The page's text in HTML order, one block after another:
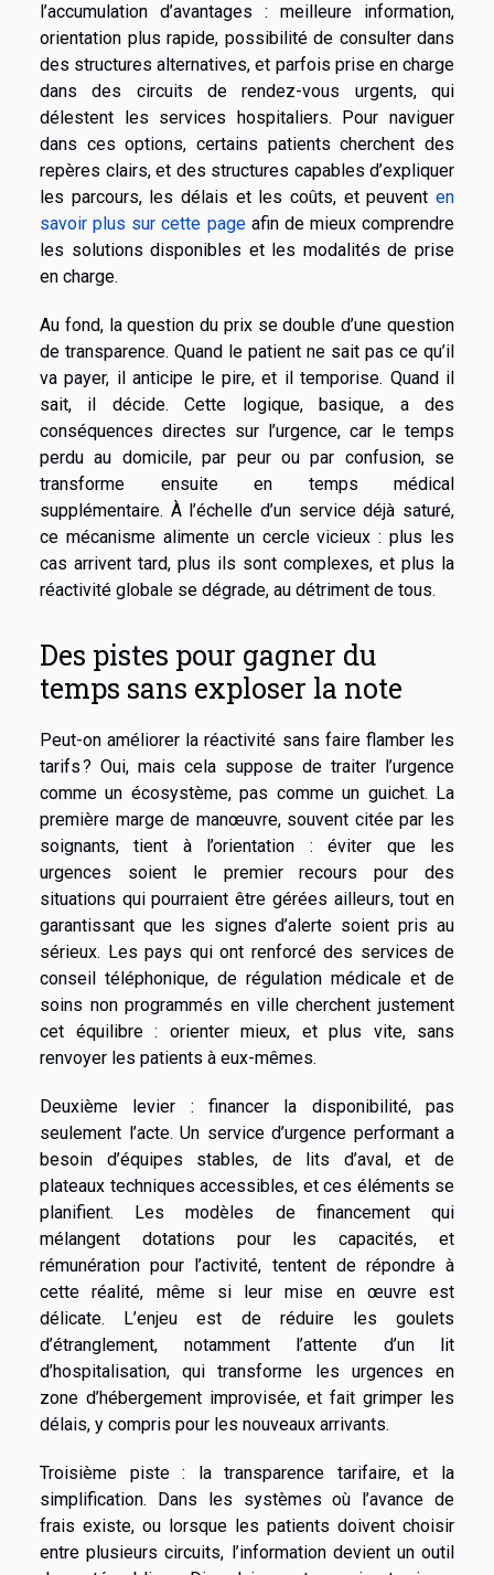
l’accumulation d’avantages : meilleure information,
orientation plus rapide, possibilité de consulter dans
des structures alternatives, et parfois prise en charge
dans des circuits de rendez-vous urgents, qui
délestent les services hospitaliers. Pour naviguer
dans ces options, certains patients cherchent des
repères clairs, et des structures capables d’expliquer
les parcours, les délais et les coûts, et peuvent en
savoir plus sur cette pageafin de mieux comprendre
les solutions disponibles et les modalités de prise
en charge.
Au fond, la question du prix se double d’une question
de transparence. Quand le patient ne sait pas ce qu’il
va payer, il anticipe le pire, et il temporise. Quand il
sait, il décide. Cette logique, basique, a des
conséquences directes sur l’urgence, car le temps
perdu au domicile, par peur ou par confusion, se
transforme ensuite en temps médical
supplémentaire. À l’échelle d’un service déjà saturé,
ce mécanisme alimente un cercle vicieux : plus les
cas arrivent tard, plus ils sont complexes, et plus la
réactivité globale se dégrade, au détriment de tous.
Des pistes pour gagner du
temps sans exploser la note
Peut-on améliorer la réactivité sans faire flamber les
tarifs ? Oui, mais cela suppose de traiter l’urgence
comme un écosystème, pas comme un guichet. La
première marge de manœuvre, souvent citée par les
soignants, tient à l’orientation : éviter que les
urgences soient le premier recours pour des
situations qui pourraient être gérées ailleurs, tout en
garantissant que les signes d’alerte soient pris au
sérieux. Les pays qui ont renforcé des services de
conseil téléphonique, de régulation médicale et de
soins non programmés en ville cherchent justement
cet équilibre : orienter mieux, et plus vite, sans
renvoyer les patients à eux-mêmes.
Deuxième levier : financer la disponibilité, pas
seulement l’acte. Un service d’urgence performant a
besoin d’équipes stables, de lits d’aval, et de
plateaux techniques accessibles, et ces éléments se
planifient. Les modèles de financement qui
mélangent dotations pour les capacités, et
rémunération pour l’activité, tentent de répondre à
cette réalité, même si leur mise en œuvre est
délicate. L’enjeu est de réduire les goulets
d’étranglement, notamment l’attente d’un lit
d’hospitalisation, qui transforme les urgences en
zone d’hébergement improvisée, et fait grimper les
délais, y compris pour les nouveaux arrivants.
Troisième piste : la transparence tarifaire, et la
simplification. Dans les systèmes où l’avance de
frais existe, ou lorsque les patients doivent choisir
entre plusieurs circuits, l’information devient un outil